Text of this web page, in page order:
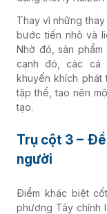
Thay vì những
bước tiến nhỏ và
Nhờ đó, sản
cạnh đó, các cá
khuyến khích
tập thể, tạo nên
tạo.
Trụ cột 3 –
người
Điểm khác biệt
phương Tây chính